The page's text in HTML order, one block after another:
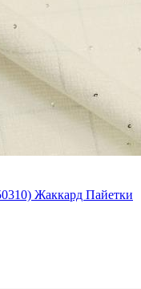
Жаккард Пайетки